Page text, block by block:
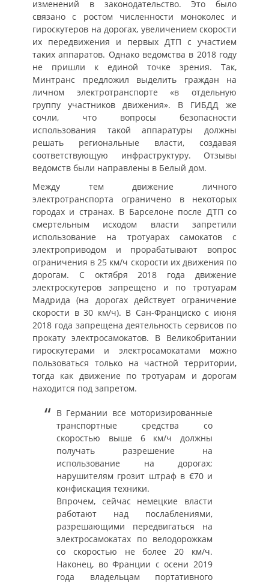
изменений в законодательство. Это было
связано с ростом численности моноколес и
гироскутеров на дорогах, увеличением скорости
их передвижения и первых ДТП с участием
таких аппаратов. Однако ведомства в 2018 году
не пришли к единой точке зрения. Так,
Минтранс предложил выделить граждан на
личном электротранспорте «в отдельную
группу участников движения». В ГИБДД же
сочли, что вопросы безопасности
использования такой аппаратуры должны
решать региональные власти, создавая
соответствующую инфраструктуру. Отзывы
ведомств были направлены в Белый дом.
Между тем движение личного
электротранспорта ограничено в некоторых
городах и странах. В Барселоне после ДТП со
смертельным исходом власти запретили
использование на тротуарах самокатов с
электроприводом и прорабатывают вопрос
ограничения в 25 км/ч скорости их движения по
дорогам. С октября 2018 года движение
электроскутеров запрещено и по тротуарам
Мадрида (на дорогах действует ограничение
скорости в 30 км/ч). В Сан-Франциско с июня
2018 года запрещена деятельность сервисов по
прокату электросамокатов. В Великобритании
гироскутерами и электросамокатами можно
пользоваться только на частной территории,
тогда как движение по тротуарам и дорогам
находится под запретом.
В Германии все моторизированные
транспортные средства со
скоростью выше 6 км/ч должны
получать разрешение на
использование на дорогах;
нарушителям грозит штраф в €70 и
конфискация техники.
Впрочем, сейчас немецкие власти
работают над послаблениями,
разрешающими передвигаться на
электросамокатах по велодорожкам
со скоростью не более 20 км/ч.
Наконец, во Франции с осени 2019
года владельцам портативного